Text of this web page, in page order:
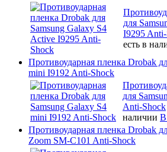
для
I9295
есть в
Противоударная пленка Drobak
mini I9192 Anti-Shock
для
Anti-Shock
наличии В
Противоударная пленка Drobak
Zoom SM-C101 Anti-Shock